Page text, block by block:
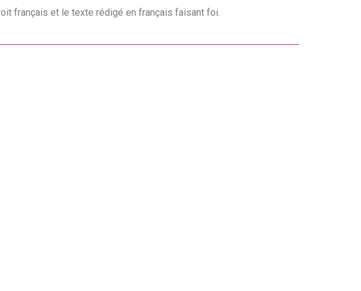
français et le texte rédigé en français faisant foi.